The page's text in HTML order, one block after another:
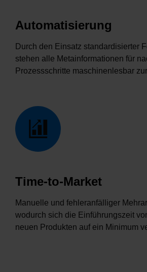
Automatisierung
Durch den Einsatz standardisierter
stehen alle Metainformationen für
Prozessschritte maschinenlesbar
Time-to-Market
Manuelle und fehleranfälliger
wodurch sich die Einführungszeit
neuen Produkten auf ein Minimum